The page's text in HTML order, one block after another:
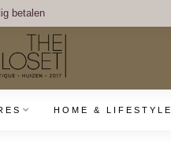
betalen
HOME & LIFESTYLE